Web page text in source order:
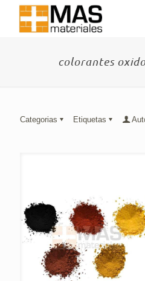
colorantes
Categorias Etiquetas